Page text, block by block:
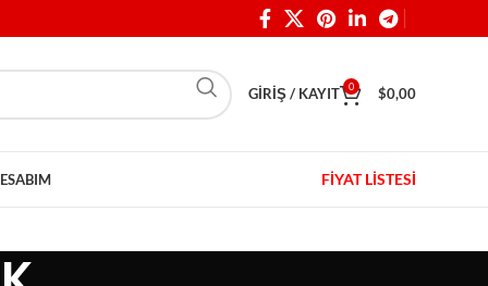
GIRIŞ / KAYIT 0 $0,00
FİYAT LİSTESİ